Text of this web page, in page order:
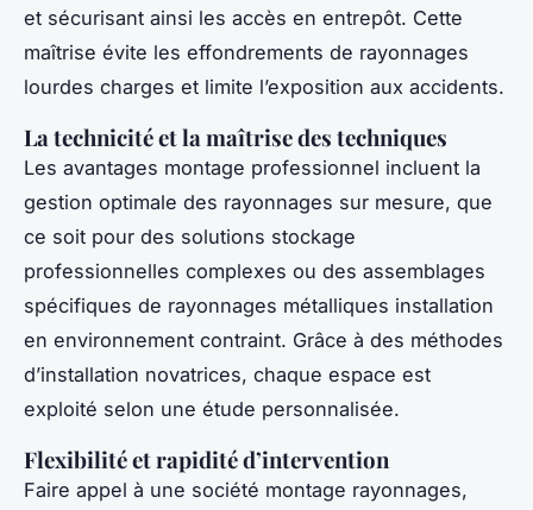
et sécurisant ainsi les accès en entrepôt. Cette
maîtrise évite les effondrements de rayonnages
lourdes charges et limite l’exposition aux accidents.
La technicité et la maîtrise des techniques
Les avantages montage professionnel incluent la
gestion optimale des rayonnages sur mesure, que
ce soit pour des solutions stockage
professionnelles complexes ou des assemblages
spécifiques de rayonnages métalliques installation
en environnement contraint. Grâce à des méthodes
d’installation novatrices, chaque espace est
exploité selon une étude personnalisée.
Flexibilité et rapidité d’intervention
Faire appel à une société montage rayonnages,